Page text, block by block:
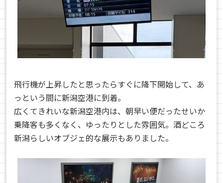
飛行機が上昇したと思ったらすぐに降下開始して、あ
っという間に新潟空港に到着。
広くてきれいな新潟空港内は、朝早い便だったせいか
乗降客も多くなく、ゆったりとした雰囲気。酒どころ
新潟らしいオブジェ的な展示もありました。